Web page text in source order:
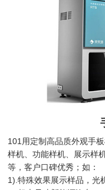
101用定制高品质外观手
样机、功能样机、展示样
等，客户口碑优秀；如：
1).特殊效果展示样品，光